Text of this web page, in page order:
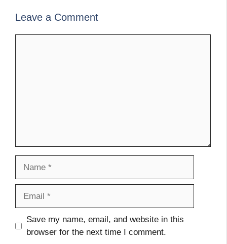
Leave a Comment
Website
Save my name, email, and website in this
browser for the next time I comment.